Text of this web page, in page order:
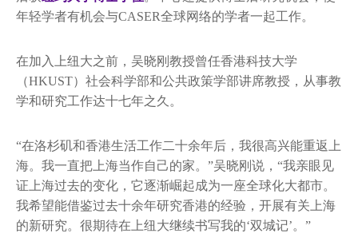
年轻学者有机会与CASER全球网络的学者一起工作。
在加入上纽大之前，吴晓刚教授曾任香港科技大学
（HKUST）社会科学部和公共政策学部讲席教授，从事教
学和研究工作达十七年之久。
“在洛杉矶和香港生活工作二十余年后，我很高兴能重返上
海。我一直把上海当作自己的家。”吴晓刚说，“我亲眼见
证上海过去的变化，它逐渐崛起成为一座全球化大都市。
我希望能借鉴过去十余年研究香港的经验，开展有关上海
的新研究。很期待在上纽大继续书写我的‘双城记’。”